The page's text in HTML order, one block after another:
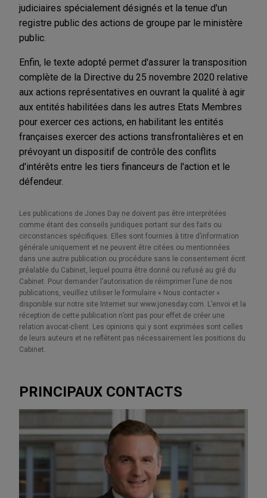
judiciaires spécialement désignés et la tenue d'un
registre public des actions de groupe par le ministère
public.
Enfin, le texte adopté permet d'assurer la transposition
complète de la Directive du 25 novembre 2020 relative
aux actions représentatives en ouvrant la qualité à agir
aux entités habilitées dans les autres Etats Membres
pour exercer ces actions, en habilitant les entités
françaises exercer des actions transfrontalières et en
prévoyant un dispositif de contrôle des conflits
d'intérêts entre les tiers financeurs de l'action et le
défendeur.
Les publications de Jones Day ne doivent pas être interprétées
comme étant des conseils juridiques portant sur des faits ou
circonstances spécifiques. Elles sont fournies à titre d’information
générale uniquement et ne peuvent être citées ou mentionnées
dans une autre publication ou procédure sans le consentement écrit
préalable du Cabinet, lequel pourra être donné ou refusé au gré du
Cabinet. Pour demander l’autorisation de réimprimer l’une de nos
publications, veuillez utiliser le formulaire « Nous contacter »
disponible sur notre site Internet sur www.jonesday.com. L’envoi et la
réception de cette publication n’ont pas pour effet de créer une
relation avocat-client. Les opinions qui y sont exprimées sont celles
de leurs auteurs et ne reflètent pas nécessairement les positions du
Cabinet.
PRINCIPAUX CONTACTS